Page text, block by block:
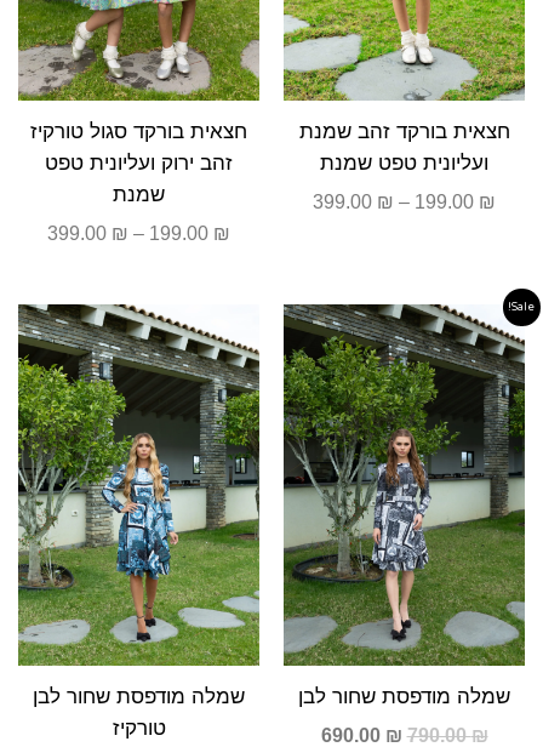
חצאית בורקד זהב שמנת
ועליונית טפט שמנת
199.00 ₪
–
399.00 ₪
חצאית בורקד סגול טורקיז
זהב ירוק ועליונית טפט
שמנת
199.00 ₪
–
399.00 ₪
Sale!
שמלה מודפסת שחור לבן
790.00₪
המחיר
המקורי
היה:
790.00 ₪.
690.00 ₪
המחיר
הנוכחי
הוא:
690.00 ₪.
שמלה מודפסת שחור לבן
טורקיז